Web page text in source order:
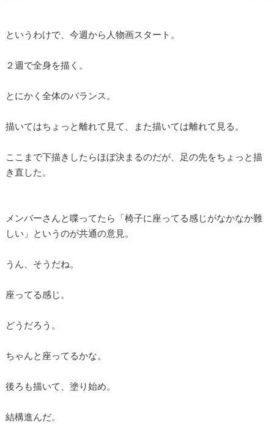
というわけで、今週から人物画スタート。
２週で全身を描く。
とにかく全体のバランス。
描いてはちょっと離れて見て、また描いては離れて見る。
ここまで下描きしたらほぼ決まるのだが、足の先をちょっと描
き直した。
メンバーさんと喋ってたら「椅子に座ってる感じがなかなか難
しい」というのが共通の意見。
うん、そうだね。
座ってる感じ。
どうだろう。
ちゃんと座ってるかな。
後ろも描いて、塗り始め。
結構進んだ。